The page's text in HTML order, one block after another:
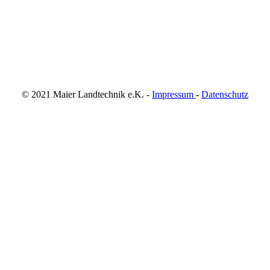
© 2021 Maier Landtechnik e.K. - Impressum - Datenschutz